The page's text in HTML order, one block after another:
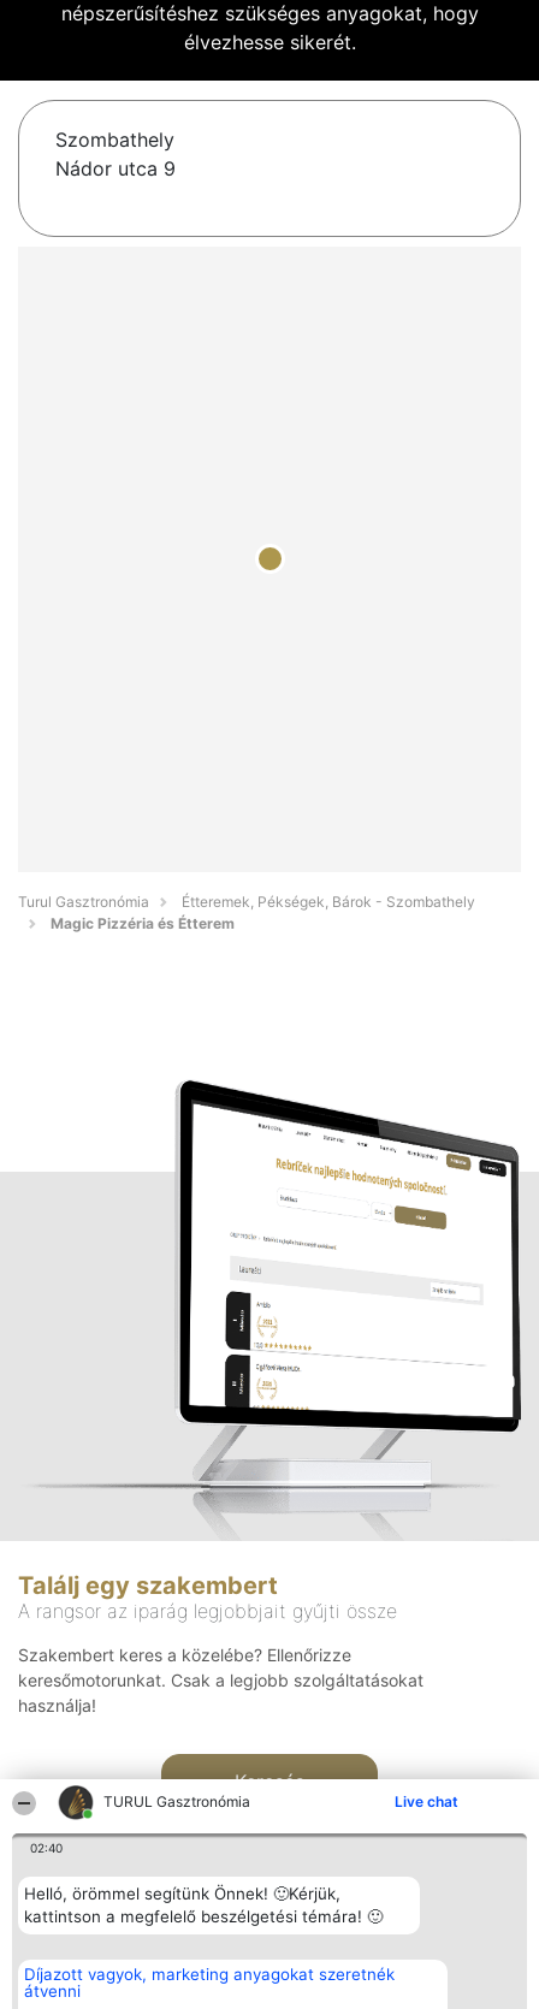
TURUL Gasztronómia Live chat
02:40
Helló, örömmel segítünk Önnek! 🙂Kérjük,
kattintson a megfelelő beszélgetési témára! 🙂
Díjazott vagyok, marketing anyagokat szeretnék
átvenni
népszerűsítéshez szükséges anyagokat, hogy
élvezhesse sikerét.
Szombathely
Nádor utca 9
Turul Gasztronómia
Étteremek, Pékségek, Bárok - Szombathely
Magic Pizzéria és Étterem
Találj egy szakembert
A rangsor az iparág legjobbjait gyűjti össze
Szakembert keres a közelébe? Ellenőrizze
keresőmotorunkat. Csak a legjobb szolgáltatásokat
használja!
Keresés
Rangsorszervező
SC Beautiful Company S.R.L.
Bulevardul Aleea Timișul De
Népszavazás
Nyertesek
Elérhetőség
Elérhetőség